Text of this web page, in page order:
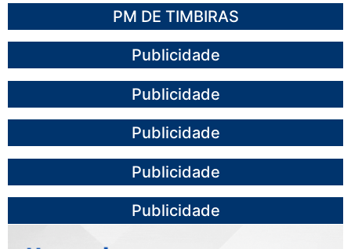
PM DE TIMBIRAS
Publicidade
Publicidade
Publicidade
Publicidade
Publicidade